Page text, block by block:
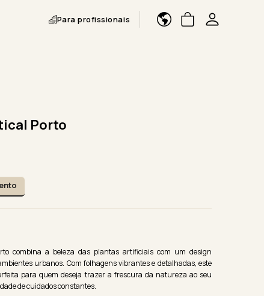
Para profissionais
Porto
combina a beleza das plantas artificiais com um design
urbanos. Com folhagens vibrantes e detalhadas, este
para quem deseja trazer a frescura da natureza ao seu
de cuidados constantes.